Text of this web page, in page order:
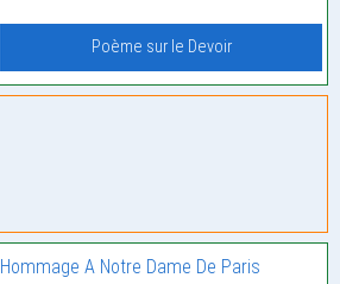
Poème sur le Devoir
Hommage A Notre Dame De Paris